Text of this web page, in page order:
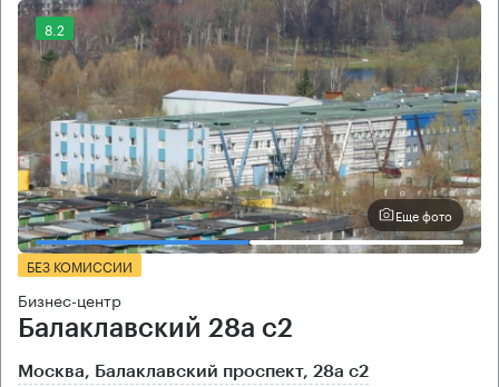
8.2
Еще фото
БЕЗ КОМИССИИ
Бизнес-центр
Балаклавский 28а с2
Москва, Балаклавский проспект, 28а с2